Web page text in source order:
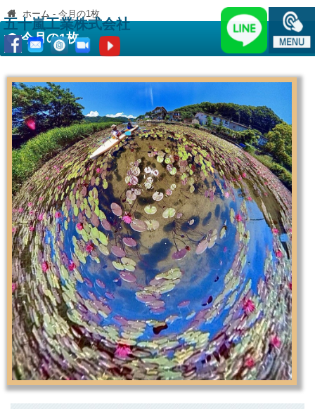
五十嵐工業株式会社
ホーム - 今月の1枚
今月の1枚